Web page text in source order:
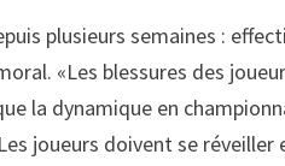
plusieurs semaines :
«Les blessures des
la dynamique en
joueurs doivent se réveiller